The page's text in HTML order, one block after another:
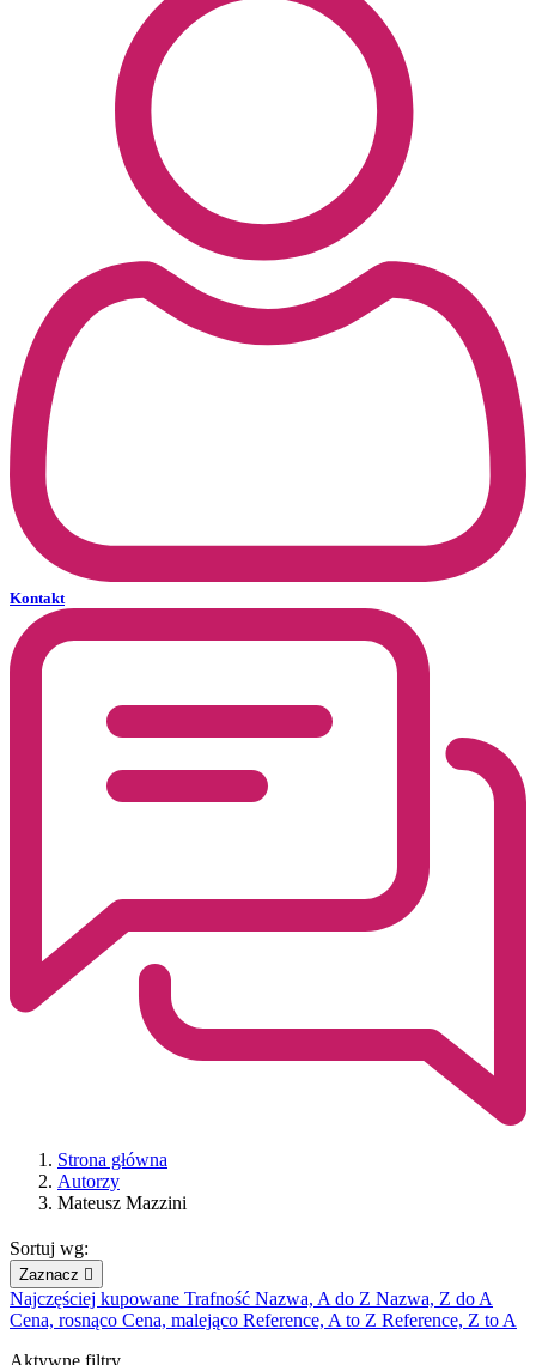
Kontakt
Strona główna
Autorzy
Mateusz Mazzini
Sortuj wg:
Zaznacz 
Najczęściej kupowane Trafność Nazwa, A do Z Nazwa, Z do A
Cena, rosnąco Cena, malejąco Reference, A to Z Reference, Z to A
Aktywne filtry